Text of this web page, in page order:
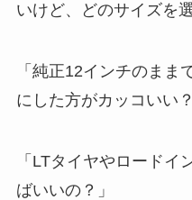
いけど、どのサイズを
「純正12インチのまま
にした方がカッコいい？
「LTタイヤやロード
ばいいの？」